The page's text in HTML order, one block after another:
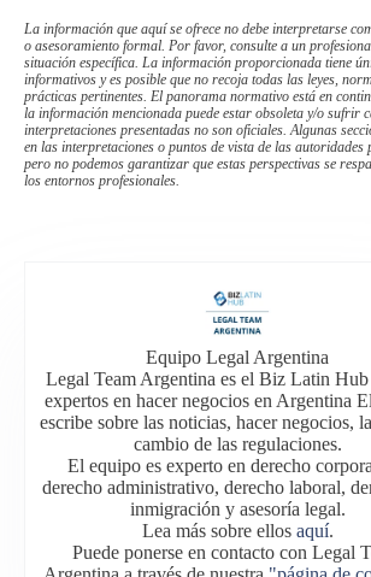
La información que aquí se ofrece no debe interpretarse
o asesoramiento formal. Por favor, consulte a un
situación específica. La información proporcionada tiene
informativos y es posible que no recoja todas las leyes,
prácticas pertinentes. El panorama normativo está en
la información mencionada puede estar obsoleta y/o sufrir
interpretaciones presentadas no son oficiales. Algunas
en las interpretaciones o puntos de vista de las autoridades
pero no podemos garantizar que estas perspectivas se
los entornos profesionales.
Equipo Legal Argentina
Legal Team Argentina es el Biz Latin
expertos en hacer negocios en Argentina
escribe sobre las noticias, hacer negocios,
cambio de las regulaciones.
El equipo es experto en derecho
derecho administrativo, derecho laboral,
inmigración y asesoría legal.
Lea más sobre ellos aquí.
Puede ponerse en contacto con Legal